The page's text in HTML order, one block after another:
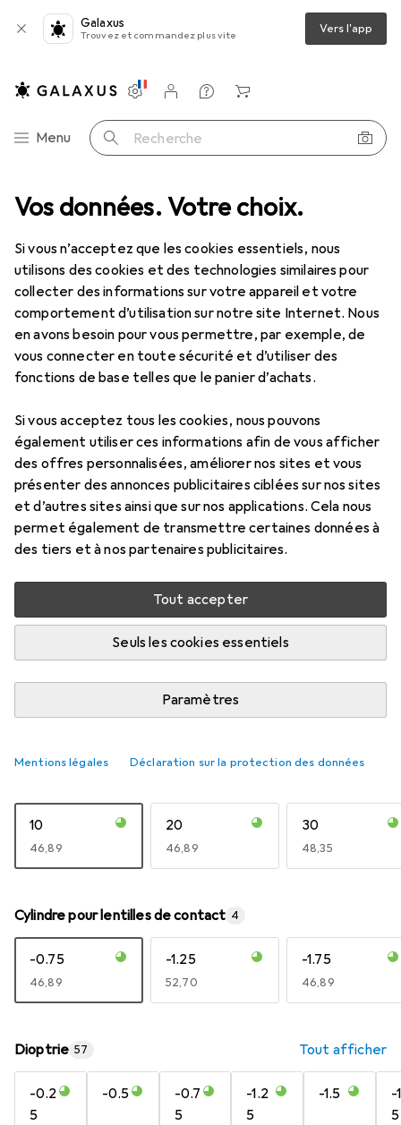
Vos données. Votre choix.
Si vous n’acceptez que les cookies essentiels, nous
utilisons des cookies et des technologies similaires pour
collecter des informations sur votre appareil et votre
comportement d’utilisation sur notre site Internet. Nous
en avons besoin pour vous permettre, par exemple, de
vous connecter en toute sécurité et d’utiliser des
fonctions de base telles que le panier d’achats.
Si vous acceptez tous les cookies, nous pouvons
également utiliser ces informations afin de vous afficher
des offres personnalisées, améliorer nos sites et vous
présenter des annonces publicitaires ciblées sur nos sites
et d’autres sites ainsi que sur nos applications. Cela nous
permet également de transmettre certaines données à
des tiers et à nos partenaires publicitaires.
Tout accepter
Seuls les cookies essentiels
Paramètres
Mentions légales Déclaration sur la protection des données
Galaxus
Trouvez et commandez plus vite Vers l'app
Navigation par catégorie
Menu Recherche
Paramètres
Compte client
Listes de comparaison
Listes d'envies
Panier
de contact Air Optix plus HydraGlyde pour l'astigmatisme
Air Optixplus HydraGlyde pour
l'astigmatisme
Prix en EUR TVA incl.
EUR
46,89 EUR
7,81/1pcs
Livré entre lun, 17/8 et mer, 19/8
Ajouter au panier
livraison gratuite
10
EUR
46,89
20
EUR
46,89
30
EUR
48,35
Cylindre pour lentilles de contact 4
-0.75
EUR
46,89
-1.25
EUR
52,70
-1.75
EUR
46,89
Dioptrie 57 Tout afficher
-0.2
5
-0.5
-0.7
5
-1.2
5
-1.5
-
5